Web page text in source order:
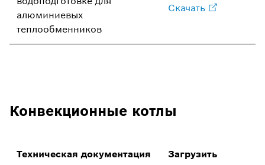
алюминиевых
теплообменников
Скачать
Конвекционные котлы
Техническая документация Загрузить